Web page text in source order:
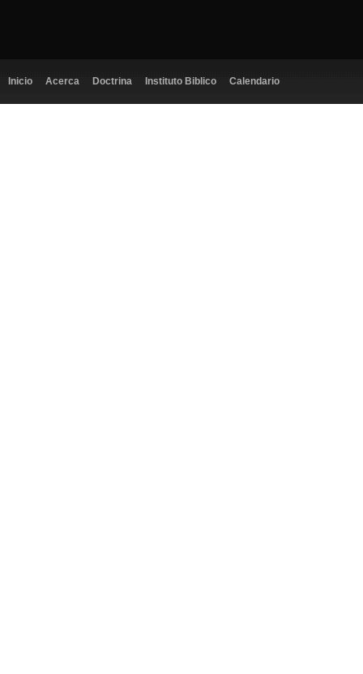
Inicio Acerca Doctrina Instituto Biblico Calendario